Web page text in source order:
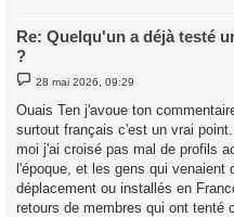
Re: Quelqu'un a déjà testé
?
M
e
s
a
g
e
28 mai 2026, 09:29
Ouais Ten j'avoue ton
surtout français c'est un vrai
moi j'ai croisé pas mal de profils
l'époque, et les gens qui venaient
déplacement ou installés en
retours de membres qui ont tenté